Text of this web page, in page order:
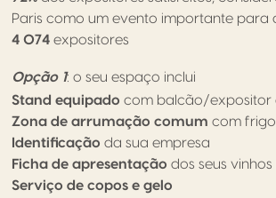
Paris como um evento importante para
4 074 expositores
Opção 1: o seu espaço inclui
Stand equipado com balcão/expositor
Zona de arrumação comum com
Identificação da sua empresa
Ficha de apresentação dos seus
Serviço de copos e gelo